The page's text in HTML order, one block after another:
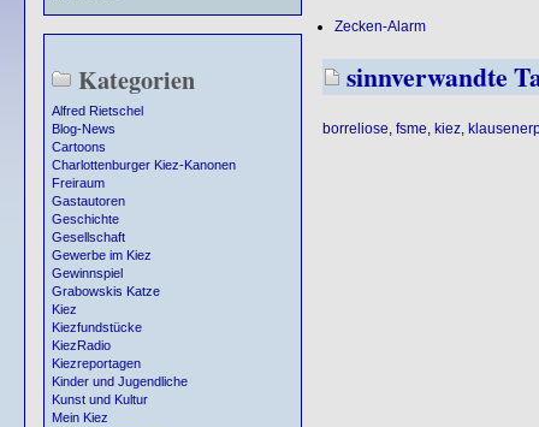
Kategorien
Alfred Rietschel
Blog-News
Cartoons
Charlottenburger Kiez-Kanonen
Freiraum
Gastautoren
Geschichte
Gesellschaft
Gewerbe im Kiez
Gewinnspiel
Grabowskis Katze
Kiez
Kiezfundstücke
KiezRadio
Kiezreportagen
Kinder und Jugendliche
Kunst und Kultur
Mein Kiez
Zecken-Alarm
sinnverwandte
borreliose fsme kiez,